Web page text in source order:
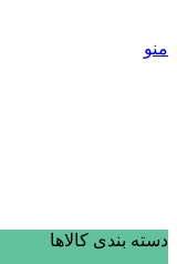
منو
دسته بندی کالاها